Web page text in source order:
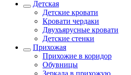
Детская
Детские кровати
Кровати чердаки
Двухъярусные кровати
Детские стенки
Прихожая
Прихожие в коридор
Обувницы
Зеркала в прихожую